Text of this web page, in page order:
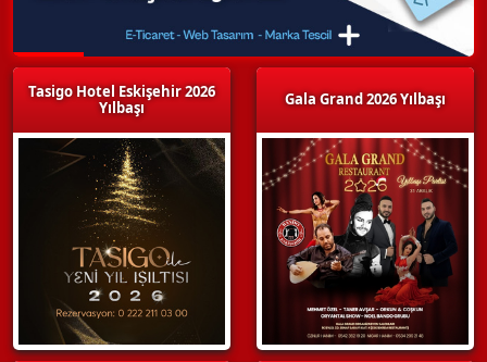
Tasigo Hotel Eskişehir 2026
Yılbaşı
Gala Grand 2026 Yılbaşı